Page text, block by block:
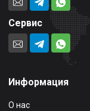
Сервис
Информация
О нас